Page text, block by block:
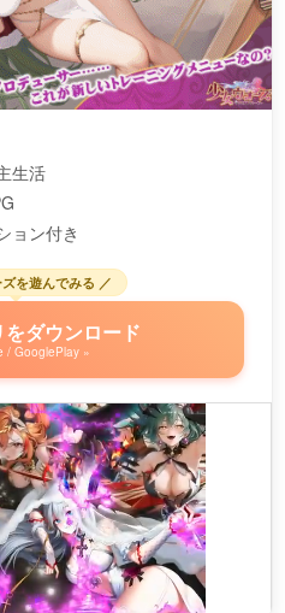
生活
ョン付き
を遊んでみる ／
ダウンロード
/ GooglePlay »